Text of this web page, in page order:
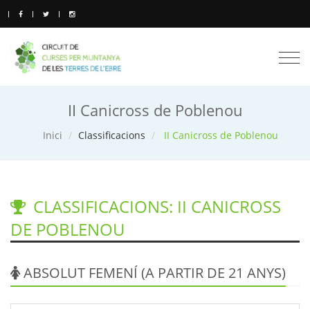
II Canicross de Poblenou
Inici Classificacions II Canicross de Poblenou
CLASSIFICACIONS: II CANICROSS
DE POBLENOU
ABSOLUT FEMENÍ (A PARTIR DE 21 ANYS)